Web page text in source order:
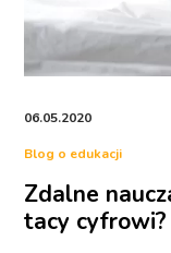
06.05.2020
Blog o edukacji
Zdalne
tacy cyfrowi?